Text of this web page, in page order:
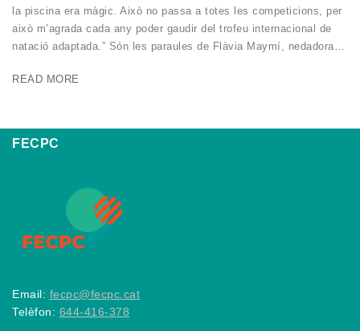
la piscina era màgic. Això no passa a totes les competicions, per
això m’agrada cada any poder gaudir del trofeu internacional de
natació adaptada.” Són les paraules de Flàvia Maymí, nedadora…
READ MORE
FECPC
Email: fecpc@fecpc.cat
Telèfon: 644-416-378